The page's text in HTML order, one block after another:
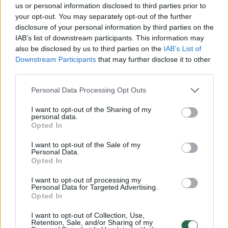
us or personal information disclosed to third parties prior to
your opt-out. You may separately opt-out of the further
disclosure of your personal information by third parties on the
IAB’s list of downstream participants. This information may
also be disclosed by us to third parties on the IAB’s List of
Downstream Participants that may further disclose it to other
Personal Data Processing Opt Outs
I want to opt-out of the Sharing of my
personal data.
Opted In
I want to opt-out of the Sale of my
Personal Data.
Opted In
I want to opt-out of processing my
Personal Data for Targeted Advertising.
Opted In
I want to opt-out of Collection, Use,
Retention, Sale, and/or Sharing of my
Chemija
Istorija
Susiję straipsniai